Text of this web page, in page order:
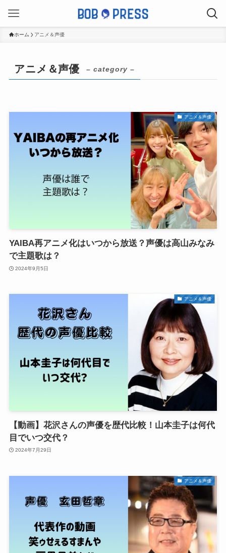
ホーム アニメ＆声優
アニメ＆声優 – category –
アニメ＆声優
YAIBA再アニメ化はいつから放送？声優は高山みなみ
で主題歌は？
2024年9月5日
アニメ＆声優
【動画】花沢さんの声優を歴代比較！山本圭子は何代
目でいつ交代？
2024年7月29日
アニメ＆声優